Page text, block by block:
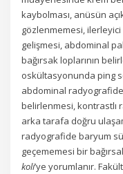
kaybolması, anüsün
gözlenmemesi,
gelişmesi, abdominal
bağırsak loplarının
oskültasyonunda ping
abdominal radyografide
belirlenmesi,
arka tarafa doğru
radyografide baryum
geçememesi bir
koli’ye yorumlanır.